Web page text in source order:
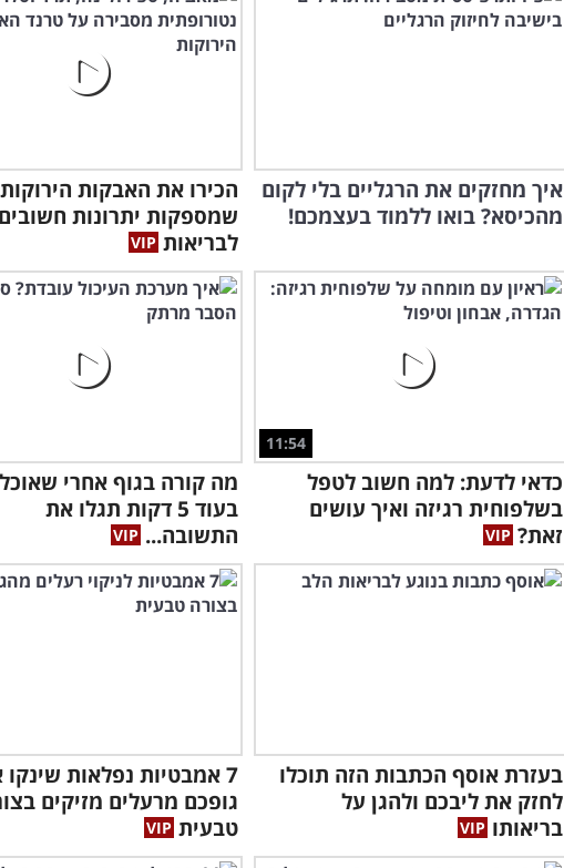
איך מחזקים את הרגליים בלי לקום
מהכיסא? בואו ללמוד בעצמכם!
הכירו את האבקות הירוקות
שמספקות יתרונות חשובים
לבריאות
11:54
כדאי לדעת: למה חשוב לטפל
בשלפוחית רגיזה ואיך עושים
זאת?
מה קורה בגוף אחרי
בעוד 5 דקות תגלו את
התשובה...
בעזרת אוסף הכתבות הזה תוכלו
לחזק את ליבכם ולהגן על
בריאותו
7 אמבטיות נפלאות
גופכם מרעלים מזיקים
טבעית